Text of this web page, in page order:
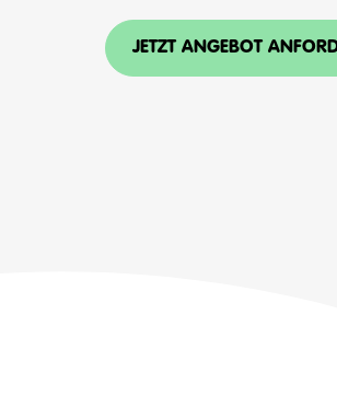
JETZT ANGEBOT